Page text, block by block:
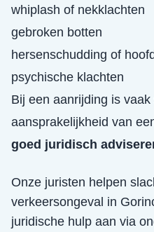
whiplash of nekklachten
gebroken botten
hersenschudding of
psychische klachten
Bij een aanrijding is vaak
aansprakelijkheid van
goed juridisch
Onze juristen helpen
verkeersongeval in
juridische hulp aan via